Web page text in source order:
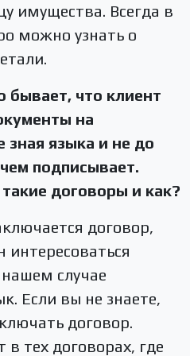
имущества. Всегда в
можно узнать о
бывает, что клиент
на
зная языка и не до
подписывает.
договоры и как?
договор,
интересоваться
случае
Если вы не знаете,
договор.
в тех договорах, где